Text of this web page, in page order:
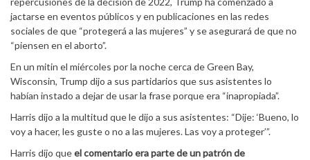
jactarse en eventos públicos y en publicaciones en las redes
sociales de que “protegerá a las mujeres” y se asegurará de que no
“piensen en el aborto”.
En un mitin el miércoles por la noche cerca de Green Bay,
Wisconsin, Trump dijo a sus partidarios que sus asistentes lo
habían instado a dejar de usar la frase porque era “inapropiada”.
Harris dijo a la multitud que le dijo a sus asistentes: “Dije: ‘Bueno, lo
voy a hacer, les guste o no a las mujeres. Las voy a proteger’”.
Harris dijo queel comentario era parte de un patrón de